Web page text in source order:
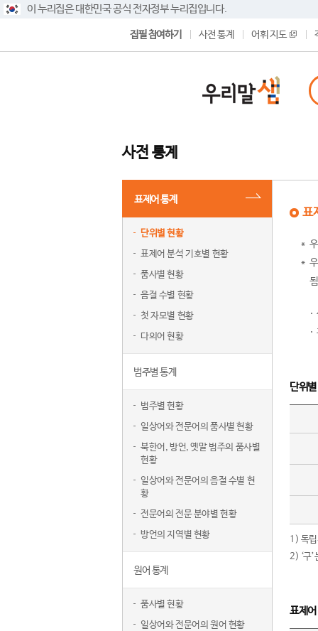
이 누리집은 대한민국 공식 전자정부 누리집입니다.
집필 참여하기 사전 통계 어휘 지도
사전 통계
표제어 통계
단위별 현황
표제어 분석 기호별 현황
품사별 현황
음절 수별 현황
첫 자모별 현황
다의어 현황
범주별 통계
범주별 현황
일상어와 전문어의 품사별 현황
북한어, 방언, 옛말 범주의 품사별
현황
일상어와 전문어의 음절 수별 현
황
전문어의 전문 분야별 현황
방언의 지역별 현황
원어 통계
품사별 현황
일상어와 전문어의 원어 현황
표
단위
1) 독립
2) ‘구
표제